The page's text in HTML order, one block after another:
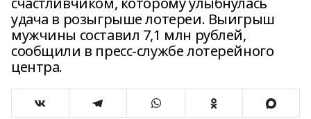
удача в розыгрыше лотереи. Выигрыш
мужчины составил 7,1 млн рублей,
сообщили в пресс-службе лотерейного
центра.